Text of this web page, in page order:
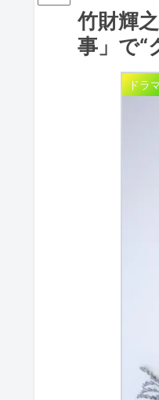
竹財輝
事」で“
ドラ